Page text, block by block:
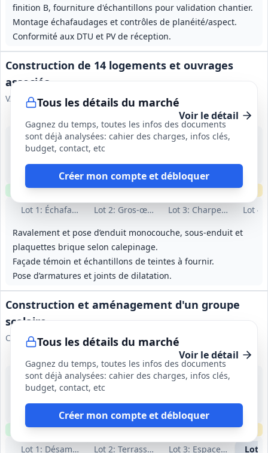
finition B, fourniture d'échantillons pour validation chantier.
Montage échafaudages et contrôles de planéité/aspect.
Conformité aux DTU et PV de réception.
Tous les détails du marché
Gagnez du temps, toutes les infos des documents
sont déjà analysées: cahier des charges, infos clés,
budget, contact, etc
Créer mon compte et débloquer
Construction de 14 logements et ouvrages
associés
VALLOIRE HABITAT
Voir le détail
Lot 1 : Échafaudage commun
Lot 2: Gros-œuvre Lot 3: Charpente bois
Lot 4
Ravalement et pose d’enduit monocouche, sous‑enduit et
plaquettes brique selon calepinage.
Façade témoin et échantillons de teintes à fournir.
Pose d’armatures et joints de dilatation.
2 sept. 2026
Saint Hilaire Saint Mesmin (45)
18 mois (1 mois de préparation, 17 mois d'exécution)
Clause environnementale Clause sociale Échantillonsrequis
Tous les détails du marché
Gagnez du temps, toutes les infos des documents
sont déjà analysées: cahier des charges, infos clés,
budget, contact, etc
Créer mon compte et débloquer
Construction et aménagement d'un groupe
scolaire
Commune de Cessey-sur-Tille
Voir le détail
Lot 1 : Désamiantage et démolition
Lot 2: Terrassement et VRD
Lot 3: Espaces vertsLot
28 sept. 2026
Cessey-sur-Tille (21)
23 semaines
Clause environnementale Clause sociale Échantillonsrequis